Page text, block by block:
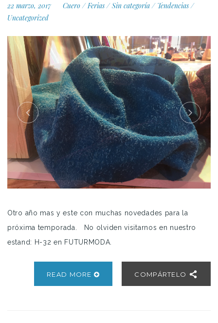
22 marzo, 2017 Cuero/Ferias/Sin categoría/ Tendencias/
Uncategorized
Otro año mas y este con muchas novedades para la
próxima temporada. No olviden visitarnos en nuestro
estand: H-32 en FUTURMODA.
READ MORE COMPÁRTELO